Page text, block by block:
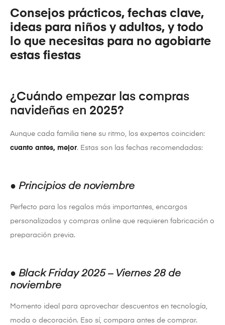
Consejos prácticos, fechas clave,
ideas para niños y adultos, y todo
lo que necesitas para no agobiarte
estas fiestas
¿Cuándo empezar las compras
navideñas en 2025?
Aunque cada familia tiene su ritmo, los expertos coinciden:
cuanto antes, mejor. Estas son las fechas recomendadas:
● Principios de noviembre
Perfecto para los regalos más importantes, encargos
personalizados y compras online que requieren fabricación o
preparación previa.
● Black Friday 2025 – Viernes 28 de
noviembre
Momento ideal para aprovechar descuentos en tecnología,
moda o decoración. Eso sí, compara antes de comprar.